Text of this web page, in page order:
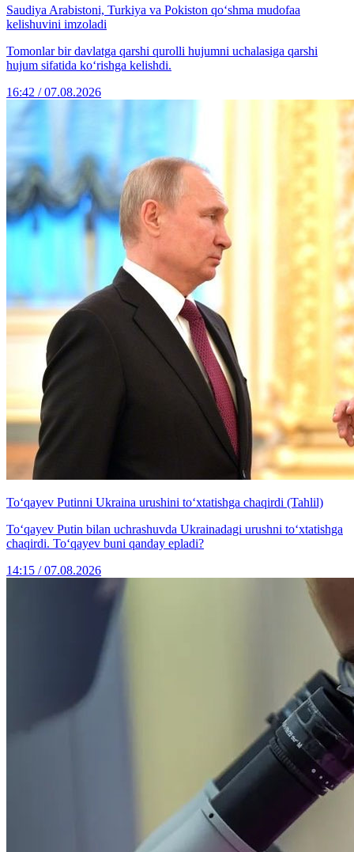
Saudiya Arabistoni, Turkiya va Pokiston qo‘shma mudofaa
kelishuvini imzoladi
Tomonlar bir davlatga qarshi qurolli hujumni uchalasiga qarshi
hujum sifatida ko‘rishga kelishdi.
16:42 / 07.08.2026
To‘qayev Putinni Ukraina urushini to‘xtatishga chaqirdi (Tahlil)
To‘qayev Putin bilan uchrashuvda Ukrainadagi urushni to‘xtatishga
chaqirdi. To‘qayev buni qanday epladi?
14:15 / 07.08.2026